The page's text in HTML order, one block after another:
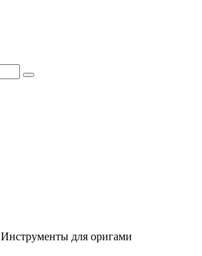
Инструменты для оригами